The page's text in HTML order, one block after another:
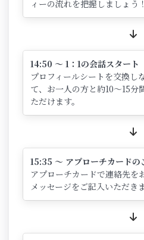
ィーの流れを把握しましょう！
14:50 ～ 1：1の会話スタート
プロフィールシートを交換し
て、お一人の方と約10～15分
ただけます。
15:35 ～ アプローチカードの
アプローチカードで連絡先を
メッセージをご記入いただきま